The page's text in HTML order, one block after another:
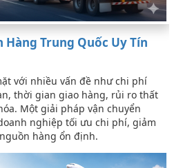
Hàng Trung Quốc Uy Tín
với nhiều vấn đề như chi phí
thời gian giao hàng, rủi ro thất
Một giải pháp vận chuyển
nghiệp tối ưu chi phí, giảm
hàng ổn định.